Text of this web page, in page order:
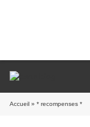
Accueil » * recompenses *